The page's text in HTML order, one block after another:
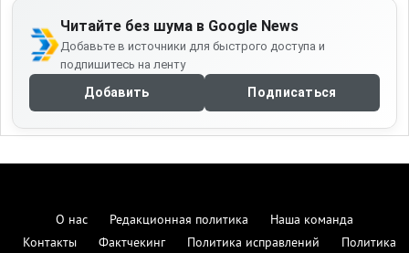
Читайте без шума в Google News
Добавьте в источники для быстрого доступа и
подпишитесь на ленту
Добавить Подписаться
О нас Редакционная политика
Наша команда
Контакты
Фактчекинг Политика исправлений
Политика